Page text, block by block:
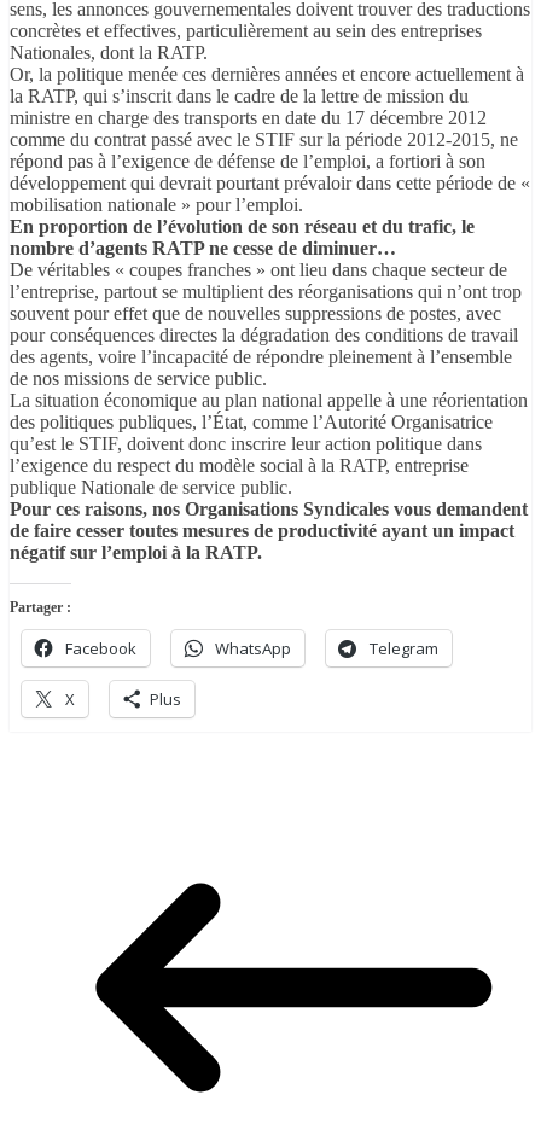
sens, les annonces gouvernementales doivent trouver des traductions
concrètes et effectives, particulièrement au sein des entreprises
Nationales, dont la RATP.
Or, la politique menée ces dernières années et encore actuellement à
la RATP, qui s’inscrit dans le cadre de la lettre de mission du
ministre en charge des transports en date du 17 décembre 2012
comme du contrat passé avec le STIF sur la période 2012-2015, ne
répond pas à l’exigence de défense de l’emploi, a fortiori à son
développement qui devrait pourtant prévaloir dans cette période de «
mobilisation nationale » pour l’emploi.
En proportion de l’évolution de son réseau et du trafic, le
nombre d’agents RATP ne cesse de diminuer…
De véritables « coupes franches » ont lieu dans chaque secteur de
l’entreprise, partout se multiplient des réorganisations qui n’ont trop
souvent pour effet que de nouvelles suppressions de postes, avec
pour conséquences directes la dégradation des conditions de travail
des agents, voire l’incapacité de répondre pleinement à l’ensemble
de nos missions de service public.
La situation économique au plan national appelle à une réorientation
des politiques publiques, l’État, comme l’Autorité Organisatrice
qu’est le STIF, doivent donc inscrire leur action politique dans
l’exigence du respect du modèle social à la RATP, entreprise
publique Nationale de service public.
Pour ces raisons, nos Organisations Syndicales vous demandent
de faire cesser toutes mesures de productivité ayant un impact
négatif sur l’emploi à la RATP.
Partager :
Facebook WhatsApp Telegram
X Plus